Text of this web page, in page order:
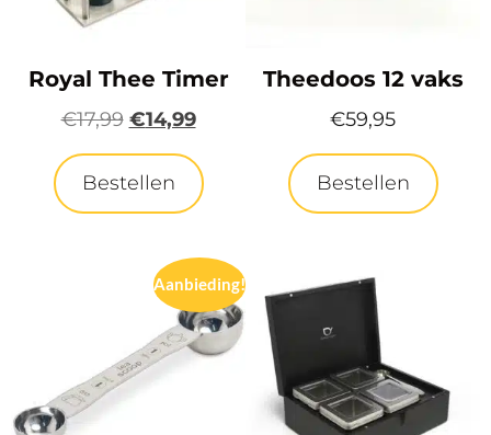
Royal Thee Timer
€17,99 €14,99
Bestellen
Theedoos 12 vaks
€59,95
Bestellen
Aanbieding!